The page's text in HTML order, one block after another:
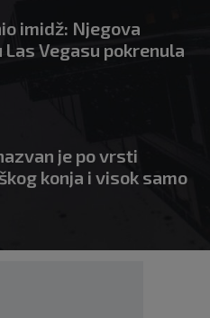
imidž: Njegova
Vegasu pokrenula
je po vrsti
konja i visok samo